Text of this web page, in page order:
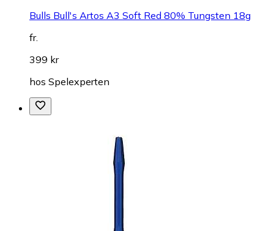
Bulls Bull's Artos A3 Soft Red 80% Tungsten 18g
fr.
399 kr
hos Spelexperten